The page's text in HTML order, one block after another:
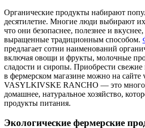
Органические продукты набирают
десятилетие. Многие люди выбирают
что они безопаснее, полезнее и
выращенные традиционным способом.
предлагает сотни наименований
включая овощи и фрукты, молочные
сладости и сиропы. Приобрести
в фермерском магазине можно на сайте
VASYLKIVSKE RANCHO — это
домашнее, натуральное хозяйство,
продукты питания.
Экологические фермерские